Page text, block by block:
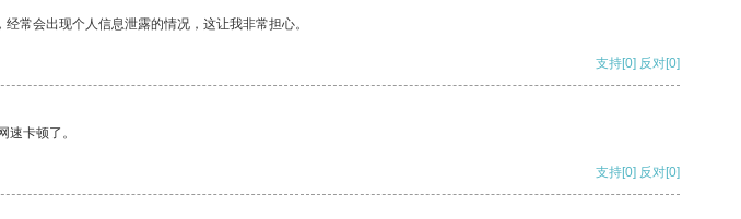
常会出现个人信息泄露的情况，这让我非常担心。
支持[0] 反对[0]
卡顿了。
支持[0] 反对[0]